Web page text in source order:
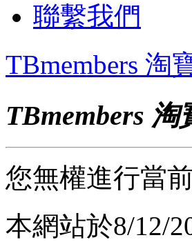
聯繫我們
TBmembers 淘
TBmembers
您無權進行當
本網站於8/12/